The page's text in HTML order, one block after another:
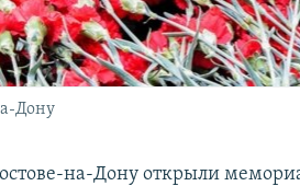
Дону
на-Дону открыли